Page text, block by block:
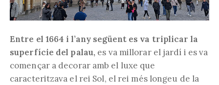
Entre el 1664 i l’any següent es va triplicar la
superfície del palau, es va millorar el jardí i es va
començar a decorar amb el luxe que
caracteritzava el rei Sol, el rei més longeu de la